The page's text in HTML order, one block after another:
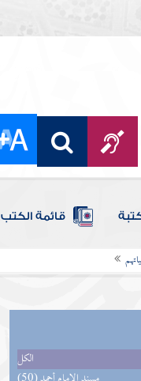
قائمة الكتب
الكل